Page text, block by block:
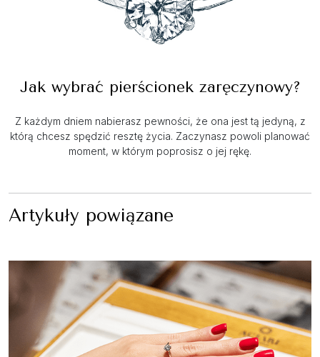
Jak wybrać pierścionek zaręczynowy?
Z każdym dniem nabierasz pewności, że ona jest tą jedyną, z
którą chcesz spędzić resztę życia. Zaczynasz powoli planować
moment, w którym poprosisz o jej rękę.
Artykuły powiązane